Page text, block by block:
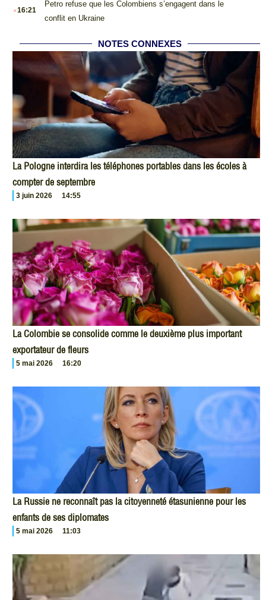
.16:21
Petro refuse que les Colombiens s’engagent dans le
conflit en Ukraine
NOTES CONNEXES
La Pologne interdira les téléphones portables dans les écoles à
compter de septembre
3 juin 2026 14:55
La Colombie se consolide comme le deuxième plus important
exportateur de fleurs
5 mai 2026 16:20
La Russie ne reconnaît pas la citoyenneté étasunienne pour les
enfants de ses diplomates
5 mai 2026 11:03